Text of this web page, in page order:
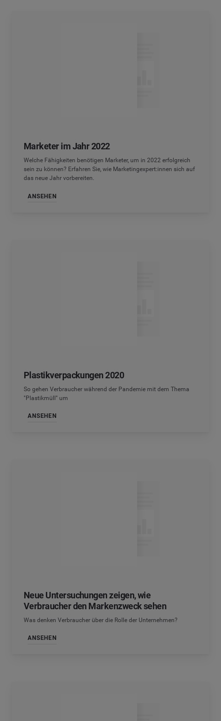
Marketer im Jahr 2022
Welche Fähigkeiten benötigen Marketer, um in 2022 erfolgreich
sein zu können? Erfahren Sie, wie Marketingexpert:innen sich auf
das neue Jahr vorbereiten.
ANSEHEN
Plastikverpackungen 2020
So gehen Verbraucher während der Pandemie mit dem Thema
"Plastikmüll" um
ANSEHEN
Neue Untersuchungen zeigen, wie
Verbraucher den Markenzweck sehen
Was denken Verbraucher über die Rolle der Unternehmen?
ANSEHEN